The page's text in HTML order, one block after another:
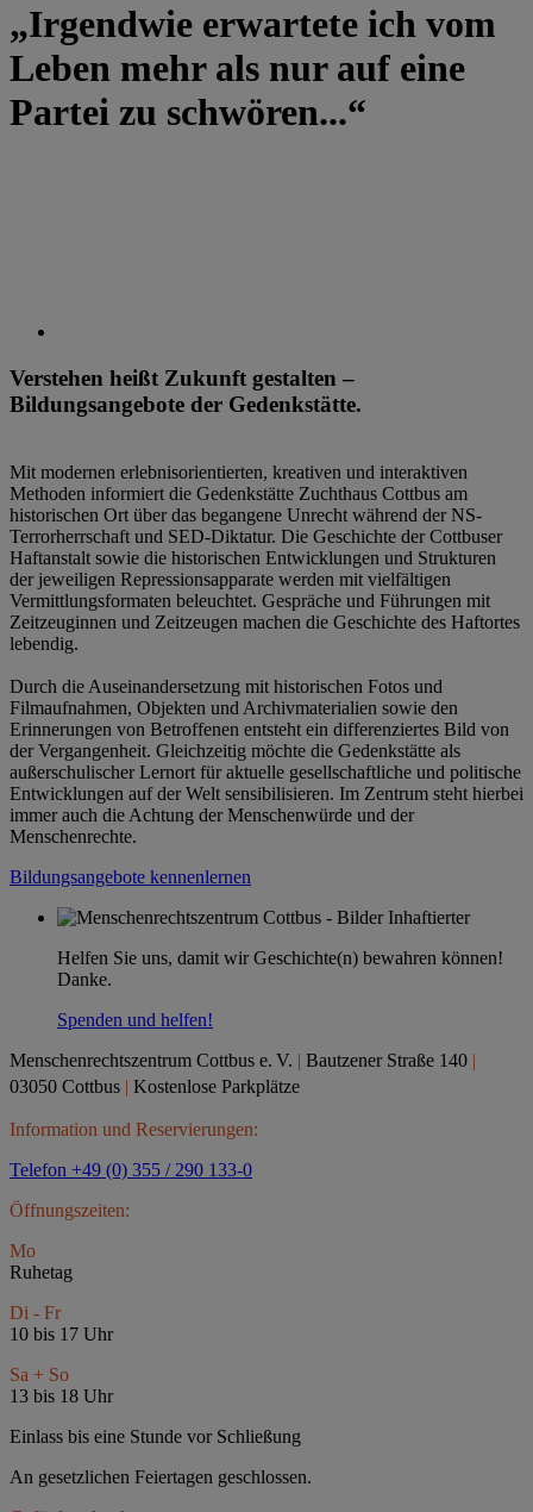
„Irgendwie erwartete ich vom
Leben mehr als nur auf eine
Partei zu schwören...“
Verstehen heißt Zukunft gestalten –
Bildungsangebote der Gedenkstätte.
Mit modernen erlebnisorientierten, kreativen und interaktiven
Methoden informiert die Gedenkstätte Zuchthaus Cottbus am
historischen Ort über das begangene Unrecht während der NS-
Terrorherrschaft und SED-Diktatur. Die Geschichte der Cottbuser
Haftanstalt sowie die historischen Entwicklungen und Strukturen
der jeweiligen Repressionsapparate werden mit vielfältigen
Vermittlungsformaten beleuchtet. Gespräche und Führungen mit
Zeitzeuginnen und Zeitzeugen machen die Geschichte des Haftortes
lebendig.
Durch die Auseinandersetzung mit historischen Fotos und
Filmaufnahmen, Objekten und Archivmaterialien sowie den
Erinnerungen von Betroffenen entsteht ein differenziertes Bild von
der Vergangenheit. Gleichzeitig möchte die Gedenkstätte als
außerschulischer Lernort für aktuelle gesellschaftliche und politische
Entwicklungen auf der Welt sensibilisieren. Im Zentrum steht hierbei
immer auch die Achtung der Menschenwürde und der
Menschenrechte.
Bildungsangebote kennenlernen
Helfen Sie uns, damit wir Geschichte(n) bewahren können!
Danke.
Spenden und helfen!
Menschenrechtszentrum Cottbus e. V. | Bautzener Straße 140 |
03050 Cottbus | Kostenlose Parkplätze
Information und Reservierungen:
Telefon +49 (0) 355 / 290 133-0
Öffnungszeiten:
Mo
Ruhetag
Di - Fr
10 bis 17 Uhr
Sa + So
13 bis 18 Uhr
Einlass bis eine Stunde vor Schließung
An gesetzlichen Feiertagen geschlossen.